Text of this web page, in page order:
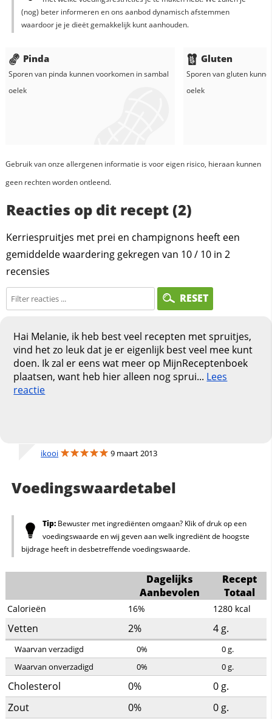
(nog) beter informeren en ons aanbod dynamisch afstemmen
waardoor je je dieët gemakkelijk kunt aanhouden.
Pinda
Sporen van pinda kunnen voorkomen insambal
oelek
Gluten
Sporen van gluten
oelek
Gebruik van onze allergenen informatie is voor eigen risico, hieraan kunnen
geen rechten worden ontleend.
Reacties op dit recept (2)
Kerriespruitjes met prei en champignons heeft een
gemiddelde waardering gekregen van 10/ 10 in 2
recensies
RESET
Hai Melanie, ik heb best veel recepten met spruitjes,
vind het zo leuk dat je er eigenlijk best veel mee kunt
doen. Ik zal er eens wat meer op MijnReceptenboek
plaatsen, want heb hier alleen nog sprui... Lees
reactie
ikooi 9 maart 2013
Voedingswaardetabel
Tip:Bewuster met ingrediënten omgaan? Klik of druk op een
voedingswaarde en wij geven aan welk ingrediënt de hoogste
bijdrage heeft in desbetreffende voedingswaarde.
Dagelijks
Aanbevolen
Recept
Totaal
Calorieën 16% 1280 kcal
Vetten 2% 4g.
Waarvan verzadigd 0% 0g.
Waarvan onverzadigd
0% 0g.
Cholesterol 0% 0g.
Zout
0% 0g.